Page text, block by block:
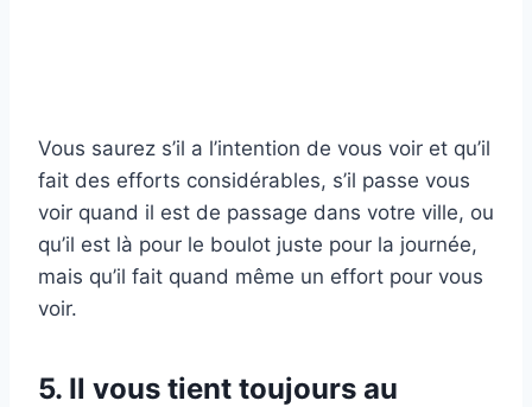
Vous saurez s’il a l’intention de vous voir et qu’il
fait des efforts considérables, s’il passe vous
voir quand il est de passage dans votre ville, ou
qu’il est là pour le boulot juste pour la journée,
mais qu’il fait quand même un effort pour vous
voir.
5. Il vous tient toujours au